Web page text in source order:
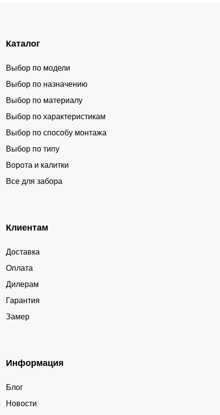
Каталог
Выбор по модели
Выбор по назначению
Выбор по материалу
Выбор по характеристикам
Выбор по способу монтажа
Выбор по типу
Ворота и калитки
Все для забора
Клиентам
Доставка
Оплата
Дилерам
Гарантия
Замер
Информация
Блог
Новости